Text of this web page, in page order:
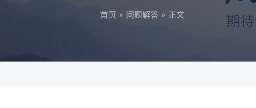
首页 » 问题解答 » 正文